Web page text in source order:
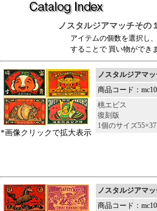
ノスタルジアマッチその
アイテムの個数を選択し
することで 買い物ができ
*画像クリックで拡大表示
ノスタルジア
商品コード：
桃エビス
復刻版
1個のサイズ
ノスタルジア
商品コード：